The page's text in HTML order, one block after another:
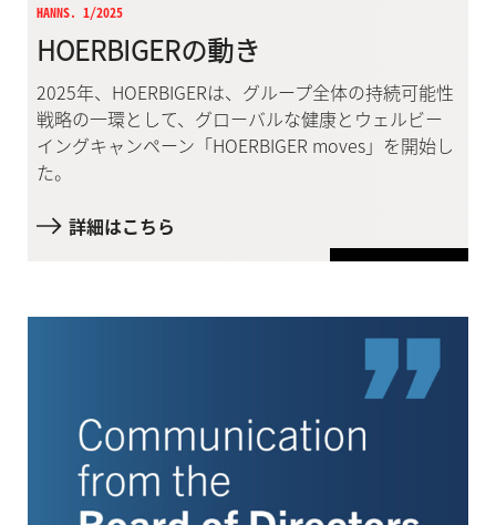
HANNS. 1/2025
HOERBIGERの動き
2025年、HOERBIGERは、グループ全体の持続可能性
戦略の一環として、グローバルな健康とウェルビー
イングキャンペーン「HOERBIGER moves」を開始し
た。
詳細はこちら